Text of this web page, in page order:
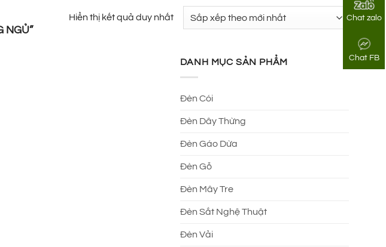
Chat zalo
Chat FB
NGỦ”
Hiển thị kết quả duy nhất
DANH MỤC SẢN PHẨM
Đèn Cói
Đèn Dây Thừng
Đèn Gáo Dừa
Đèn Gỗ
Đèn Mây Tre
Đèn Sắt Nghệ Thuật
Đèn Vải